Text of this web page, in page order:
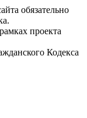
обязательно
проекта
Кодекса